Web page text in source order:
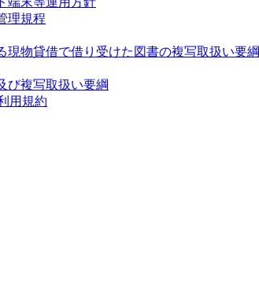
理規程
現物貸借で借り受けた図書の複写取扱い要綱
び複写取扱い要綱
用規約